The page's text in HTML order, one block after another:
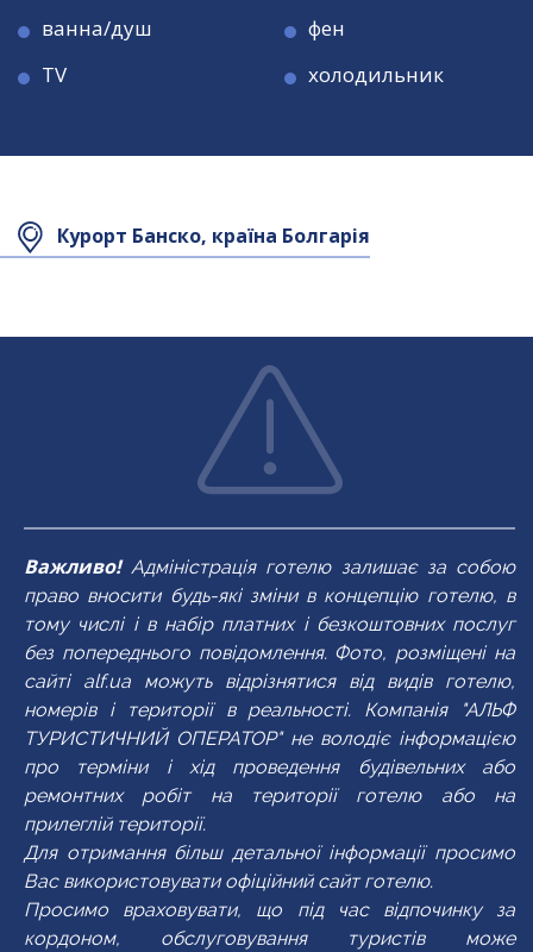
ванна/душ
TV
фен
холодильник
Площа номера
Максимальне
3+1
холодильник
чайник
Площа номера
Максимальне
5
туалетні
приналежності
холодильник
чайник
Курорт Банско, країна Болгарія
Важливо!Адміністрація готелю залишає за собою
право вносити будь-які зміни в концепцію готелю, в
тому числі і в набір платних і безкоштовних послуг
без попереднього повідомлення. Фото, розміщені на
сайті alf.ua можуть відрізнятися від видів готелю,
номерів і території в реальності. Компанія "АЛЬФ
ТУРИСТИЧНИЙ ОПЕРАТОР" не володіє інформацією
про терміни і хід проведення будівельних або
ремонтних робіт на території готелю або на
прилеглій території.
Для отримання більш детальної інформації просимо
Вас використовувати офіційний сайт готелю.
Просимо враховувати, що під час відпочинку за
кордоном, обслуговування туристів може